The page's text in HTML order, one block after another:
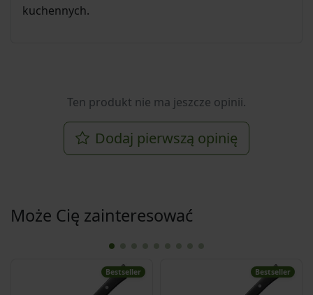
kuchennych.
Ten produkt nie ma jeszcze opinii.
Dodaj pierwszą opinię
Może Cię zainteresować
Bestseller Bestseller